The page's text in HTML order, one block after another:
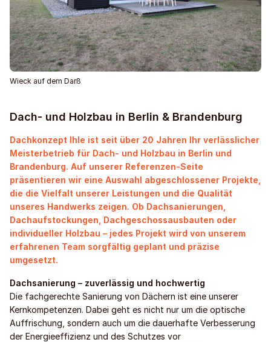
Wieck auf dem Darß
Dach- und Holzbau in Berlin & Brandenburg
Dachkonzept Ihle ist seit über 20 Jahren Ihr verlässlicher
Meisterbetrieb für Dach- und Holzbau in Berlin und
Brandenburg. Auf unserer Referenzen-Seite
präsentieren wir eine Auswahl abgeschlossener Projekte,
die die Vielfalt unserer Leistungen und die Qualität
unseres Handwerks zeigen. Ob Dachsanierungen,
Dachaufstockungen, Dachgeschossausbauten oder
individueller Holzbau – jedes Projekt wird von unserem
erfahrenen Team sorgfältig geplant und präzise
umgesetzt.
Dachsanierung – zuverlässig und hochwertig
Die fachgerechte Sanierung von Dächern ist eine unserer
Kernkompetenzen. Dabei geht es nicht nur um die optische
Auffrischung, sondern auch um die dauerhafte Verbesserung
der Energieeffizienz und des Schutzes vor